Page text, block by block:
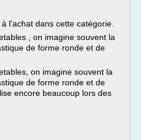
l'achat dans cette catégorie.
, on imagine souvent la
de forme ronde et de
on imagine souvent la
de forme ronde et de
encore beaucoup lors des